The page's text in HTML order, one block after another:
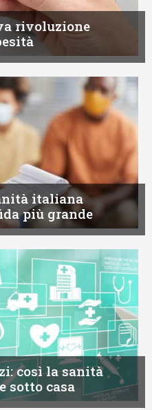
rivoluzione
italiana
più grande
così la sanità
sotto casa